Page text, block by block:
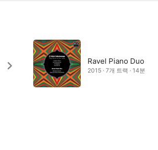
Ravel Piano Duo
2015 · 7개 트랙 · 14분